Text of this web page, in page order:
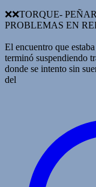
❌️❌TORQUE-
PROBLEMAS EN
El encuentro que
terminó suspendiendo
donde se intento sin
del